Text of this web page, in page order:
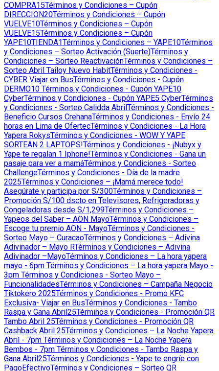
COMPRA15Términos y Condiciones – Cupón
DIRECCION20Términos y Condiciones – Cupón
VUELVE10Términos y Condiciones – Cupón
VUELVE15Términos y Condiciones – Cupón
YAPE10TIENDA1Términos y Condiciones – YAPE10Términos
y Condiciones – Sorteo Activación (Suerte)Términos y
Condiciones – Sorteo ReactivaciónTérminos y Condiciones –
Sorteo Abril Tailoy Nuevo HabitTérminos y Condiciones -
CYBER Viajar en BusTérminos y Condiciones - Cupón
DERMO10 Términos y Condiciones - Cupón YAPE10
CyberTérminos y Condiciones - Cupón YAPE5 CyberTérminos
y Condiciones - Sorteo Calidda AbrilTérminos y Condiciones -
Beneficio Cursos CrehanaTérminos y Condiciones - Envío 24
horas en Lima de OfertecTérminos y Condiciones - La Hora
Yapera RokysTérminos y Condiciones - WOW Y YAPE
SORTEAN 2 LAPTOPS!Términos y Condiciones - ¡Nubyx y
Yape te regalan 1 Iphone!Términos y Condiciones - Gana un
pasaje para ver a mamáTérminos y Condiciones - Sorteo
ChallengeTérminos y Condiciones - Día de la madre
2025Términos y Condiciones – ¡Mamá merece todo!
Asegúrate y participa por S/300Términos y Condiciones –
Promoción S/100 dscto en Televisores, Refrigeradoras y
Congeladoras desde S/1,299Términos y Condiciones –
Yapeos del Saber – AON MayoTérminos y Condiciones –
Escoge tu premio AON - MayoTérminos y Condiciones -
Sorteo Mayo – CuracaoTérminos y Condiciones – Adivina
Adivinador – Mayo RTérminos y Condiciones – Adivina
Adivinador –MayoTérminos y Condiciones – La hora yapera
mayo - 6pm Términos y Condiciones – La hora yapera Mayo -
3pm Términos y Condiciones - Sorteo Mayo –
FuncionalidadesTérminos y Condiciones – Campaña Negocio
Tiktokero 2025Términos y Condiciones - Promo KFC
Exclusiva- Viajar en BusTérminos y Condiciones - Tambo
Raspa y Gana Abril25Términos y Condiciones - Promoción QR
Tambo Abril 25Términos y Condiciones - Promoción QR
Cashback Abril 25Términos y Condiciones – La Noche Yapera
Abril - 7pm Términos y Condiciones – La Noche Yapera
Bembos - 7pm Términos y Condiciones - Tambo Raspa y
Gana Abril25Términos y Condiciones - Yape te engríe con
PagoEfectivoTérminos y Condiciones – Sorteo QR